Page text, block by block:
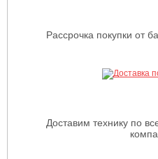
Рассрочка покупки от
Доставим технику по